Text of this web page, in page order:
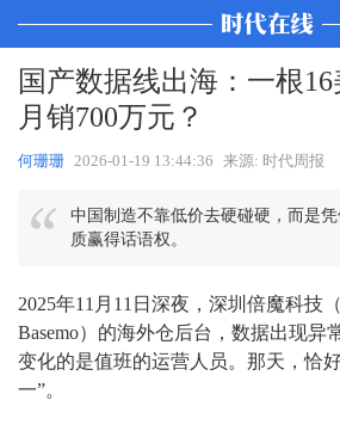
国产数据线出海：一根
月销700万元？
何珊珊 2026-01-19 13:44:36 来源: 时代周报
中国制造不靠低价去硬碰硬，而是
质赢得话语权。
2025年11月11日深夜，深圳倍魔科技
Basemo）的海外仓后台，数据出现异
变化的是值班的运营人员。那天，恰
一”。